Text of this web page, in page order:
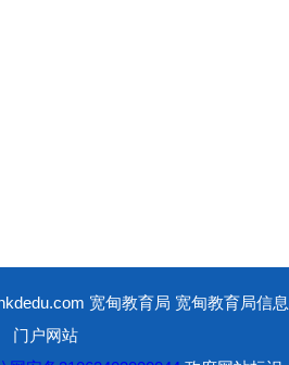
宽甸教育局 宽甸教育局信息
门户网站